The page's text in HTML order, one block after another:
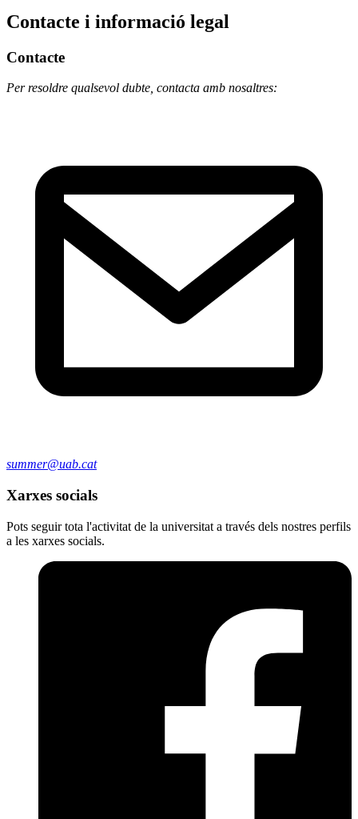
Contacte i informació legal
Contacte
Per resoldre qualsevol dubte, contacta amb nosaltres:
summer@uab.cat
Xarxes socials
Pots seguir tota l'activitat de la universitat a través dels nostres perfils
a les xarxes socials.